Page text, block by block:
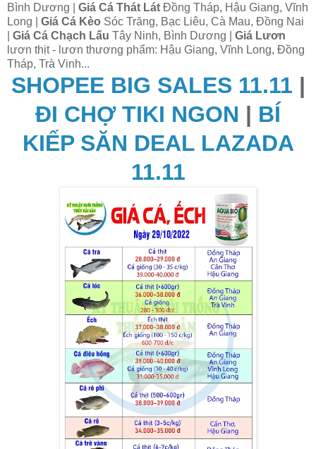
Bình Dương | Giá Cá Thát Lát Đồng Tháp, Hậu Giang, Vĩnh
Long | Giá Cá Kèo Sóc Trăng, Bạc Liêu, Cà Mau, Đồng Nai
Giá Cá Chạch Lấu Tây Ninh, Bình Dương | Giá Lươn
lươn thịt - lươn thương phẩm: Hậu Giang, Vĩnh Long, Đồng
Tháp, Trà Vinh...
SHOPEE BIG SALES 11.11 |
ĐI CHỢ TIKI NGON | BÍ
KIẾP SĂN DEAL LAZADA
11.11